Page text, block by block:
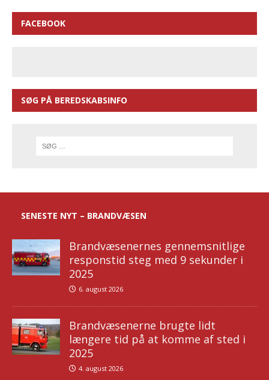
FACEBOOK
SØG PÅ BEREDSKABSINFO
SENESTE NYT – BRANDVÆSEN
Brandvæsenernes gennemsnitlige
responstid steg med 9 sekunder i
2025
6. august 2026
Brandvæsenerne brugte lidt
længere tid på at komme af sted i
2025
4. august 2026